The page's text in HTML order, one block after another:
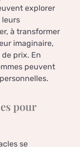
explorer
leurs
à transformer
imaginaire,
prix. En
peuvent
pour
se